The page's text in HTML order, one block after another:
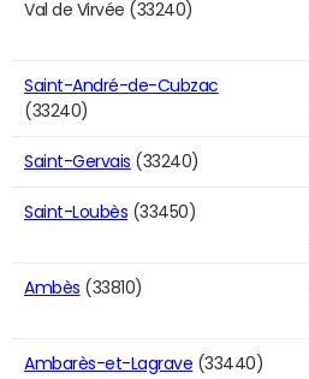
Val de Virvée (33240)
Saint-André-de-Cubzac
(33240)
Saint-Gervais (33240)
Saint-Loubès (33450)
Ambès (33810)
Ambarès-et-Lagrave (33440)